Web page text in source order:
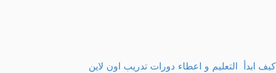
كيف ابدأ التعليم و اعطاء دورات تدريب اون لاين